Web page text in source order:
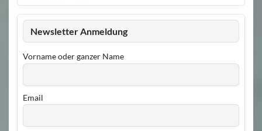
Newsletter Anmeldung
Vorname oder ganzer Name
Email